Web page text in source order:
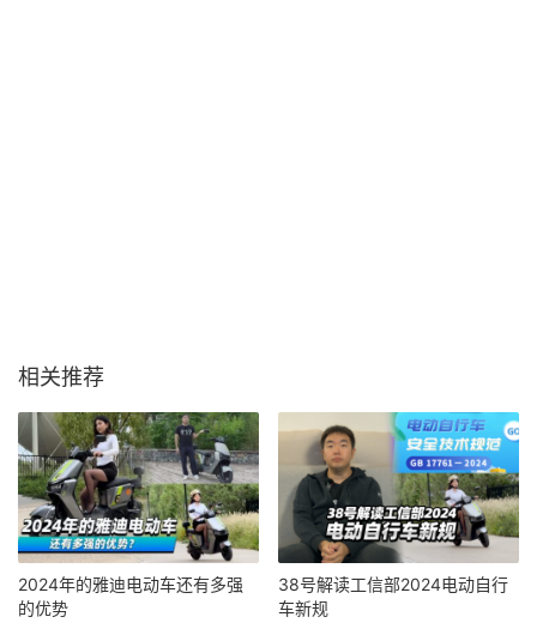
相关推荐
2024年的雅迪电动车还有多强
的优势
38号解读工信部2024电动自行
车新规